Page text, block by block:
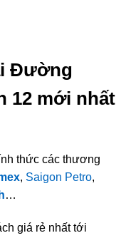
Đường
12 mới nhất
thức các thương
, Saigon Petro,
…
giá rẻ nhất tới